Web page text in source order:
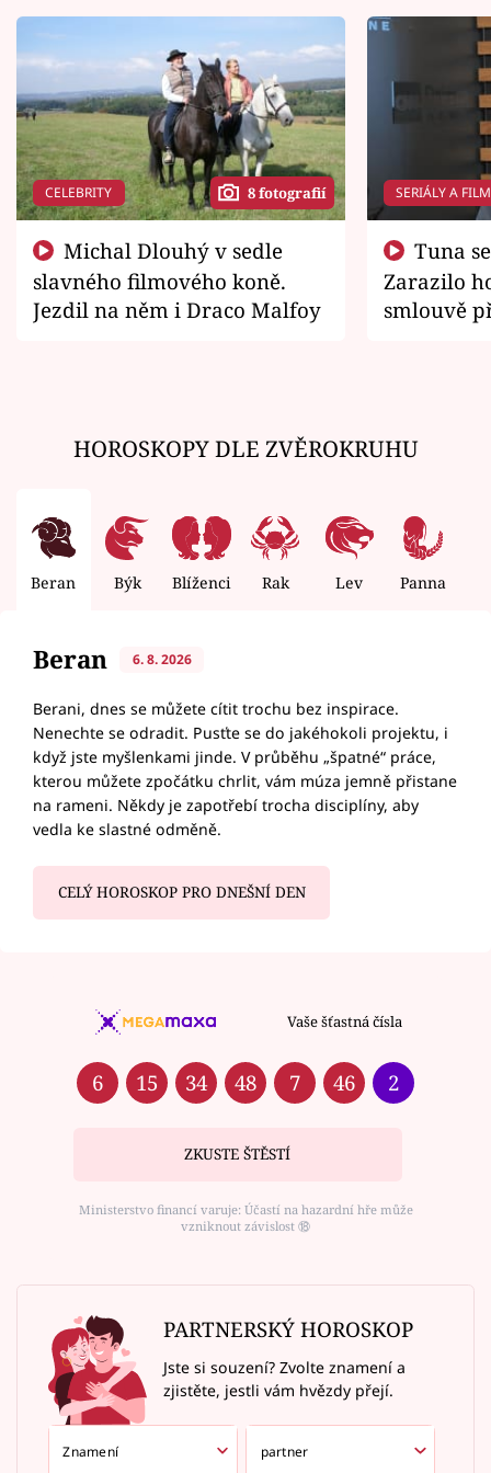
CELEBRITY 8 fotografií
slavného filmového koně.
Jezdil na něm i Draco Malfoy
SERIÁLY A
Zarazilo
smlouvě
HOROSKOPY DLE ZVĚROKRUHU
Beran Býk Blíženci Rak Lev Panna
Beran 6. 8. 2026
Berani, dnes se můžete cítit trochu bez inspirace.
Nenechte se odradit. Pusťte se do jakéhokoli projektu, i
když jste myšlenkami jinde. V průběhu „špatné“ práce,
kterou můžete zpočátku chrlit, vám múza jemně přistane
na rameni. Někdy je zapotřebí trocha disciplíny, aby
vedla ke slastné odměně.
CELÝ HOROSKOP PRO DNEŠNÍ DEN
Vaše šťastná čísla
6 15 34 48 7 46 2
ZKUSTE ŠTĚSTÍ
Ministerstvo financí varuje: Účastí na hazardní hře může
vzniknout závislost ⑱
PARTNERSKÝ HOROSKOP
Jste si souzení? Zvolte znamení a
zjistěte, jestli vám hvězdy přejí.